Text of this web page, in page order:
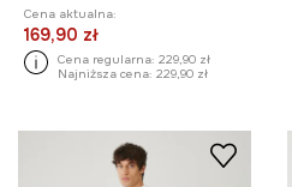
Cena aktualna:
169,90 zł
Cena regularna: 229,90 zł
Najniższa cena: 229,90 zł